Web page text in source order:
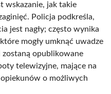
wskazanie, jak takie
Policja podkreśla,
jest nagły; często wynika
mogły umknąć uwadze
zostaną opublikowane
telewizyjne, mające na
o możliwych